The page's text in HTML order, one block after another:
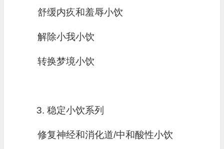
舒缓内疚和羞辱小饮
解除小我小饮
转换梦境小饮
稳定小饮系列
修复神经和消化道/中和酸性小饮